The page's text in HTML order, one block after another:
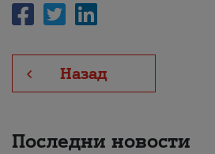
Назад
Последни новости